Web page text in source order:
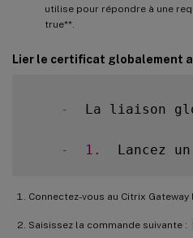
utilise pour répondre à une
true**.
Lier le certificat globalement
-
La liaison
- 1.
Lancez
Connectez-vous au Citrix Gateway
Saisissez la commande suivante :